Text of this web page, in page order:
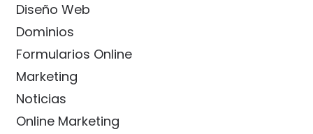
Diseño Web
Dominios
Formularios Online
Marketing
Noticias
Online Marketing